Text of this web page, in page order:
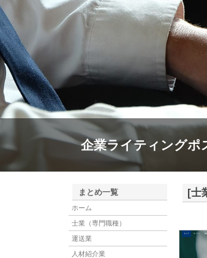
企業ライティングポ
まとめ一覧
ホーム
士業（専門職種）
運送業
人材紹介業
[士